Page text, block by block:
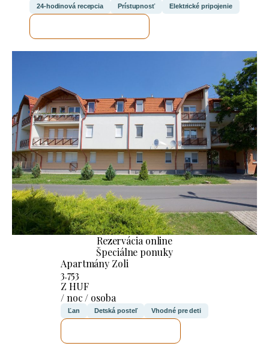
24-hodinová recepcia Prístupnosť Elektrické pripojenie
Rezervácia online
Špeciálne ponuky
Apartmány Zoli
3.753
Z HUF
/ noc / osoba
Ľan Detská posteľ Vhodné pre deti